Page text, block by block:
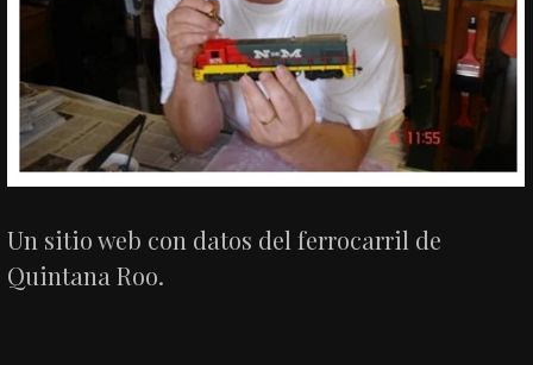
Un sitio web con datos del ferrocarril de
Quintana Roo.